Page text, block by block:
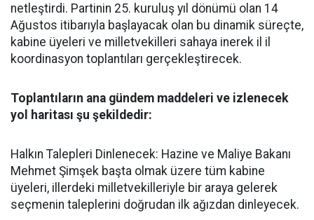
netleştirdi. Partinin 25. kuruluş yıl dönümü olan 14
Ağustos itibarıyla başlayacak olan bu dinamik süreçte,
kabine üyeleri ve milletvekilleri sahaya inerek il il
koordinasyon toplantıları gerçekleştirecek.
Toplantıların ana gündem maddeleri ve izlenecek
yol haritası şu şekildedir:
Halkın Talepleri Dinlenecek: Hazine ve Maliye Bakanı
Mehmet Şimşek başta olmak üzere tüm kabine
üyeleri, illerdeki milletvekilleriyle bir araya gelerek
seçmenin taleplerini doğrudan ilk ağızdan dinleyecek.